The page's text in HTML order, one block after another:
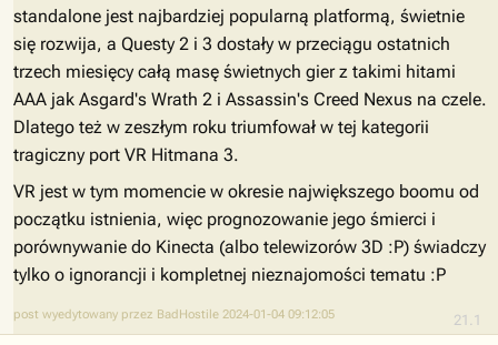
21.1
standalone jest najbardziej popularną platformą, świetnie
się rozwija, a Questy 2 i 3 dostały w przeciągu ostatnich
trzech miesięcy całą masę świetnych gier z takimi hitami
AAA jak Asgard's Wrath 2 i Assassin's Creed Nexus na czele.
Dlatego też w zeszłym roku triumfował w tej kategorii
tragiczny port VR Hitmana 3.
VR jest w tym momencie w okresie największego boomu od
początku istnienia, więc prognozowanie jego śmierci i
porównywanie do Kinecta (albo telewizorów 3D :P) świadczy
tylko o ignorancji i kompletnej nieznajomości tematu :P
post wyedytowany przez BadHostile 2024-01-04 09:12:05